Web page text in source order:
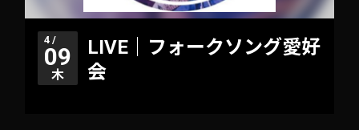
4 /
09
木
LIVE｜フォークソング愛好
会